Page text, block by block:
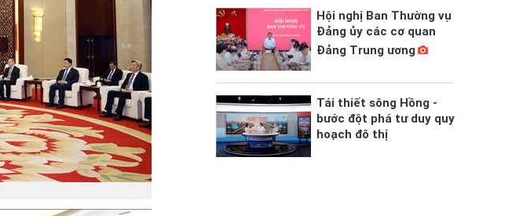
Hội nghị Ban Thường vụ
Đảng ủy các cơ quan
Đảng Trung ương
Tái thiết sông Hồng -
bước đột phá tư duy quy
hoạch đô thị